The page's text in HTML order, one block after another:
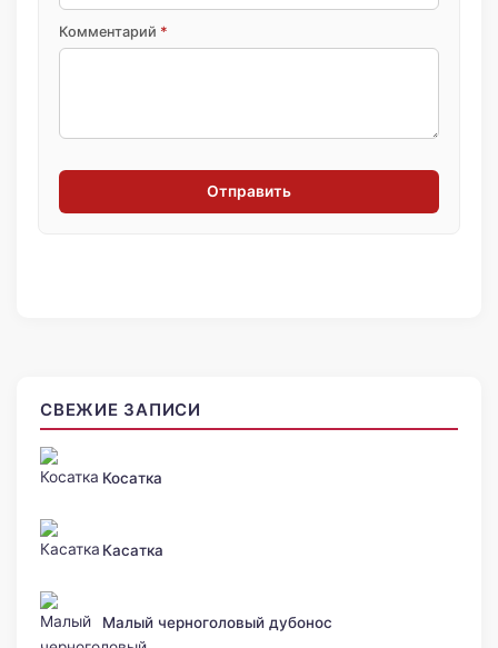
Комментарий *
Отправить
СВЕЖИЕ ЗАПИСИ
Косатка
Касатка
Малый черноголовый дубонос